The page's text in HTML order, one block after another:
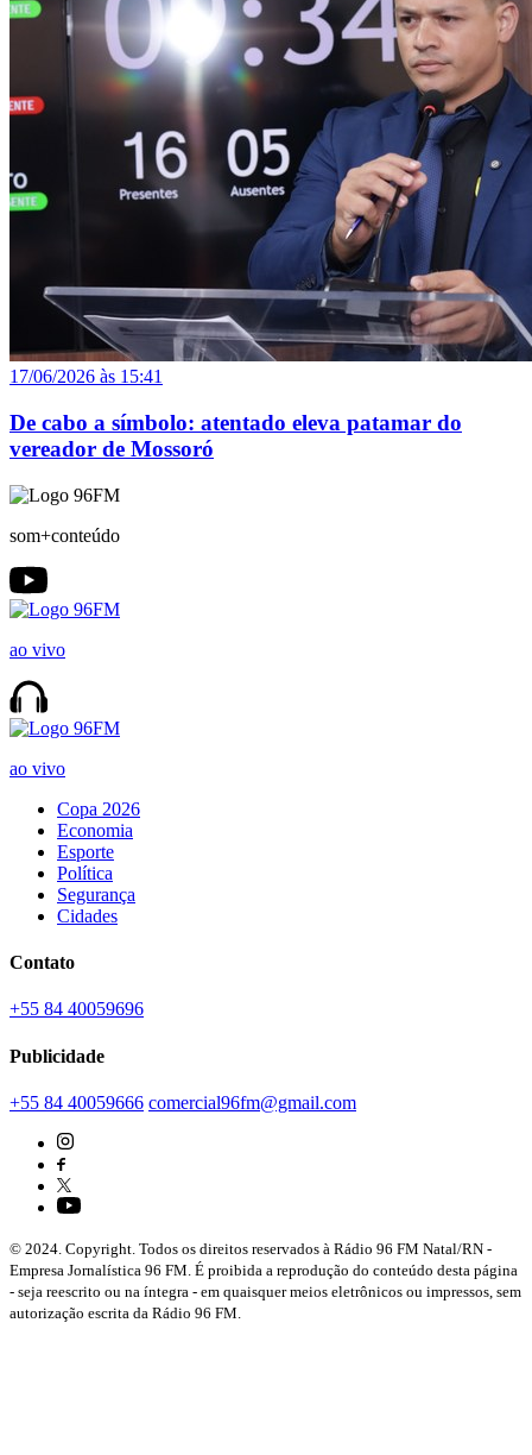
17/06/2026 às 15:41
De cabo a símbolo: atentado eleva patamar do
vereador de Mossoró
som+conteúdo
ao vivo
ao vivo
Copa 2026
Economia
Esporte
Política
Segurança
Cidades
Contato
+55 84 40059696
Publicidade
+55 84 40059666 comercial96fm@gmail.com
© 2024. Copyright. Todos os direitos reservados à Rádio 96 FM Natal/RN -
Empresa Jornalística 96 FM. É proibida a reprodução do conteúdo desta página
- seja reescrito ou na íntegra - em quaisquer meios eletrônicos ou impressos, sem
autorização escrita da Rádio 96 FM.